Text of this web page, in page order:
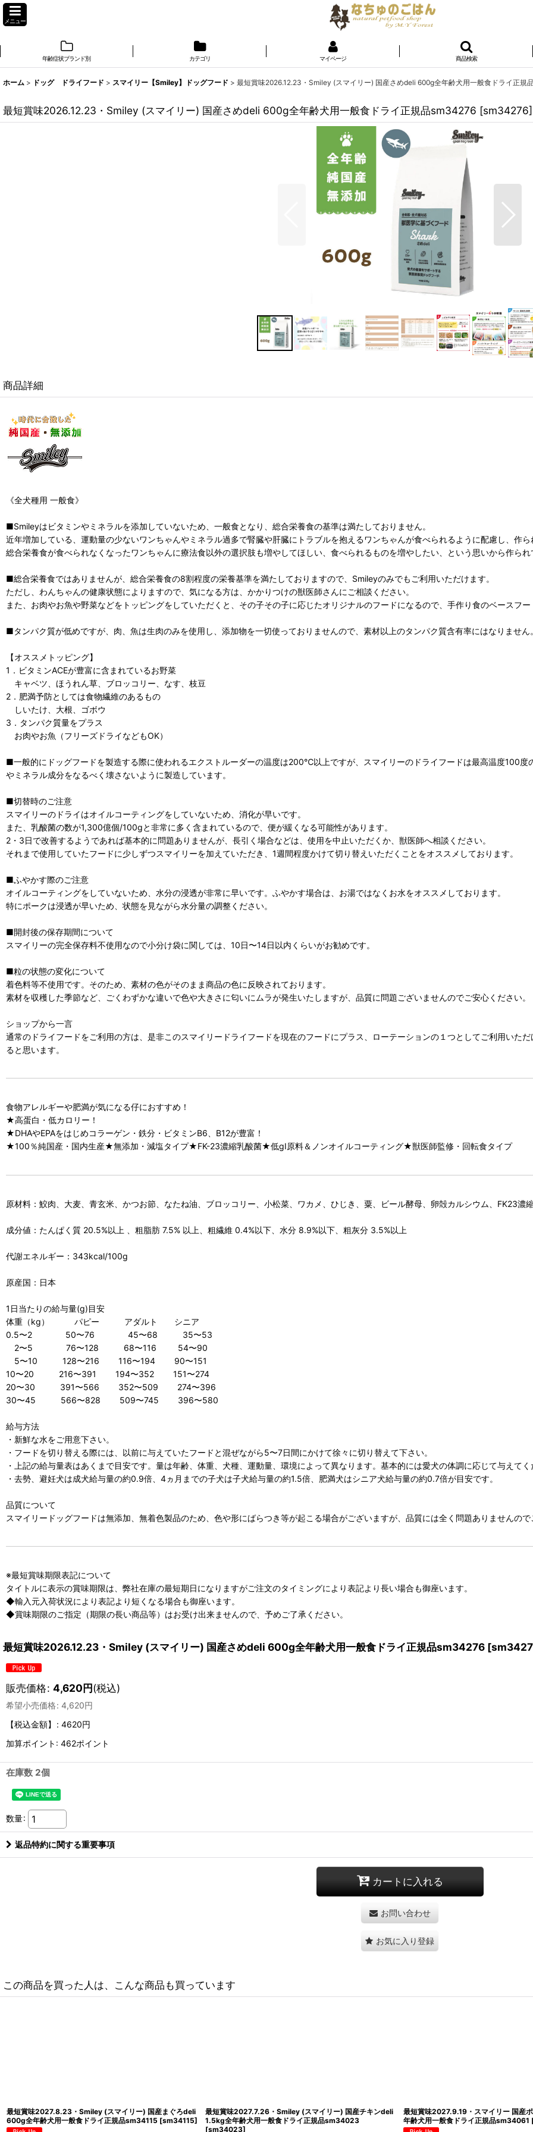
メニュー
年齢症状ブランド別 カテゴリ マイページ 商品検索
ホーム > ドッグ ドライフード > スマイリー【Smiley】ドッグフード > 最短賞味2026.12.23・Smiley (スマイリー) 国産さめdeli 600g全年齢犬用一般食ドライ正規
最短賞味2026.12.23・Smiley (スマイリー) 国産さめdeli 600g全年齢犬用一般食ドライ正規品sm34276 [sm34276]
商品詳細
《全犬種用 一般食》
■Smileyはビタミンやミネラルを添加していないため、一般食となり、総合栄養食の基準は満たしておりません。
近年増加している、運動量の少ないワンちゃんやミネラル過多で腎臓や肝臓にトラブルを抱えるワンちゃんが食べられるように配慮し、作
総合栄養食が食べられなくなったワンちゃんに療法食以外の選択肢も増やしてほしい、食べられるものを増やしたい、という思いから作ら
■総合栄養食ではありませんが、総合栄養食の8割程度の栄養基準を満たしておりますので、Smileyのみでもご利用いただけます。
ただし、わんちゃんの健康状態によりますので、気になる方は、かかりつけの獣医師さんにご相談ください。
また、お肉やお魚や野菜などをトッピングをしていただくと、その子その子に応じたオリジナルのフードになるので、手作り食のベースフ
■タンパク質が低めですが、肉、魚は生肉のみを使用し、添加物を一切使っておりませんので、素材以上のタンパク質含有率にはなりません
【オススメトッピング】
1．ビタミンACEが豊富に含まれているお野菜
キャベツ、ほうれん草、ブロッコリー、なす、枝豆
2．肥満予防としては食物繊維のあるもの
しいたけ、大根、ゴボウ
3．タンパク質量をプラス
お肉やお魚（フリーズドライなどもOK）
■一般的にドッグフードを製造する際に使われるエクストルーダーの温度は200℃以上ですが、スマイリーのドライフードは最高温度100
やミネラル成分をなるべく壊さないように製造しています。
■切替時のご注意
スマイリーのドライはオイルコーティングをしていないため、消化が早いです。
また、乳酸菌の数が1,300億個/100gと非常に多く含まれているので、便が緩くなる可能性があります。
2・3日で改善するようであれば基本的に問題ありませんが、長引く場合などは、使用を中止いただくか、獣医師へ相談ください。
それまで使用していたフードに少しずつスマイリーを加えていただき、1週間程度かけて切り替えいただくことをオススメしております。
■ふやかす際のご注意
オイルコーティングをしていないため、水分の浸透が非常に早いです。ふやかす場合は、お湯ではなくお水をオススメしております。
特にポークは浸透が早いため、状態を見ながら水分量の調整ください。
■開封後の保存期間について
スマイリーの完全保存料不使用なので小分け袋に関しては、10日〜14日以内くらいがお勧めです。
■粒の状態の変化について
着色料等不使用です。そのため、素材の色がそのまま商品の色に反映されております。
素材を収穫した季節など、ごくわずかな違いで色や大きさに匂いにムラが発生いたしますが、品質に問題ございませんのでご安心ください。
ショップから一言
通常のドライフードをご利用の方は、是非このスマイリードライフードを現在のフードにプラス、ローテーションの１つとしてご利用いた
ると思います。
食物アレルギーや肥満が気になる仔におすすめ！
★高蛋白・低カロリー！
★DHAやEPAをはじめコラーゲン・鉄分・ビタミンB6、B12が豊富！
★100％純国産・国内生産★無添加・減塩タイプ★FK-23濃縮乳酸菌★低gI原料＆ノンオイルコーティング★獣医師監修・回転食タイプ
原材料：鮫肉、大麦、青玄米、かつお節、なたね油、ブロッコリー、小松菜、ワカメ、ひじき、粟、ビール酵母、卵殻カルシウム、FK23濃
成分値：たんぱく質 20.5%以上 、粗脂肪 7.5% 以上、粗繊維 0.4%以下、水分 8.9%以下、粗灰分 3.5%以上
代謝エネルギー：343kcal/100g
原産国：日本
1日当たりの給与量(g)目安
体重（kg） パピー アダルト シニア
0.5〜2 50〜76 45〜68 35〜53
2〜5 76〜128 68〜116 54〜90
5〜10 128〜216 116〜194 90〜151
10〜20 216〜391 194〜352 151〜274
20〜30 391〜566 352〜509 274〜396
30〜45 566〜828 509〜745 396〜580
給与方法
・新鮮な水をご用意下さい。
・フードを切り替える際には、以前に与えていたフードと混ぜながら5〜7日間にかけて徐々に切り替えて下さい。
・上記の給与量表はあくまで目安です。量は年齢、体重、犬種、運動量、環境によって異なります。基本的には愛犬の体調に応じて与えて
・去勢、避妊犬は成犬給与量の約0.9倍、4ヵ月までの子犬は子犬給与量の約1.5倍、肥満犬はシニア犬給与量の約0.7倍が目安です。
品質について
スマイリードッグフードは無添加、無着色製品のため、色や形にばらつき等が起こる場合がございますが、品質には全く問題ありませんの
※最短賞味期限表記について
タイトルに表示の賞味期限は、弊社在庫の最短期日になりますがご注文のタイミングにより表記より長い場合も御座います。
◆輸入元入荷状況により表記より短くなる場合も御座います。
◆賞味期限のご指定（期限の長い商品等）はお受け出来ませんので、予めご了承ください。
最短賞味2026.12.23・Smiley (スマイリー) 国産さめdeli 600g全年齢犬用一般食ドライ正規品sm34276 [
販売価格: 4,620円(税込)
希望小売価格: 4,620円
【税込金額】
: 4620円
加算ポイント: 462ポイント
在庫数 2個
数量:
返品特約に関する重要事項
カートに入れる
お問い合わせ
お気に入り登録
この商品を買った人は、こんな商品も買っています
最短賞味2027.8.23・Smiley (スマイリー) 国産まぐろdeli
600g全年齢犬用一般食ドライ正規品sm34115 [sm34115]
最短賞味2027.7.26・Smiley (スマイリー) 国産チキンdeli
1.5kg全年齢犬用一般食ドライ正規品sm34023
[sm34023]
最短賞味2027.9.19・スマイリー 国産
年齢犬用一般食ドライ正規品sm34061